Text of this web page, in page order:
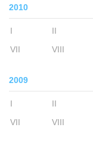
2010
I II
VII
VIII
2009
I II
VII
VIII